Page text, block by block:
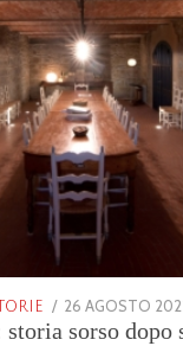
POSTED
ON
26 AGOSTO
sorso dopo